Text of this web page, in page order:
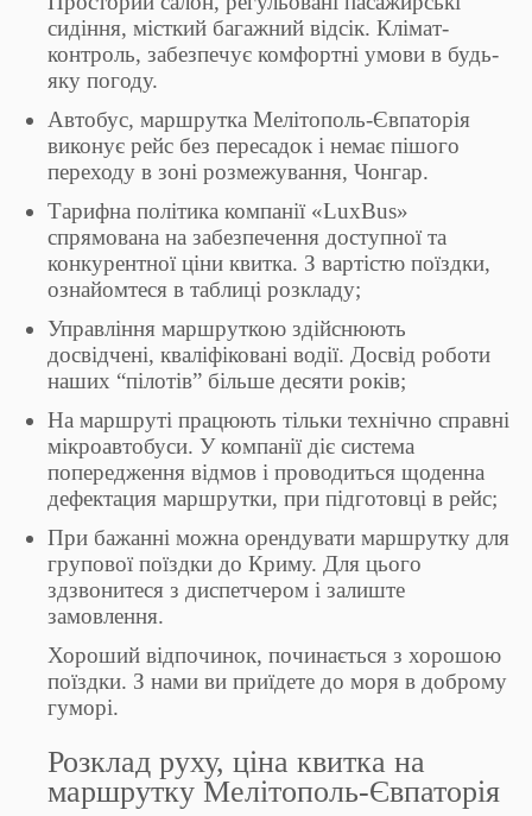
сидіння, місткий багажний відсік. Клімат-
контроль, забезпечує комфортні умови в будь-
яку погоду.
Автобус, маршрутка Мелітополь-Євпаторія
виконує рейс без пересадок і немає пішого
переходу в зоні розмежування, Чонгар.
Тарифна політика компанії «LuxBus»
спрямована на забезпечення доступної та
конкурентної ціни квитка. З вартістю поїздки,
ознайомтеся в таблиці розкладу;
Управління маршруткою здійснюють
досвідчені, кваліфіковані водії. Досвід роботи
наших “пілотів” більше десяти років;
На маршруті працюють тільки технічно справні
мікроавтобуси. У компанії діє система
попередження відмов і проводиться щоденна
дефектация маршрутки, при підготовці в рейс;
При бажанні можна орендувати маршрутку для
групової поїздки до Криму. Для цього
здзвонитеся з диспетчером і залиште
замовлення.
Хороший відпочинок, починається з хорошою
поїздки. З нами ви приїдете до моря в доброму
гуморі.
Розклад руху, ціна квитка на
маршрутку Мелітополь-Євпаторія